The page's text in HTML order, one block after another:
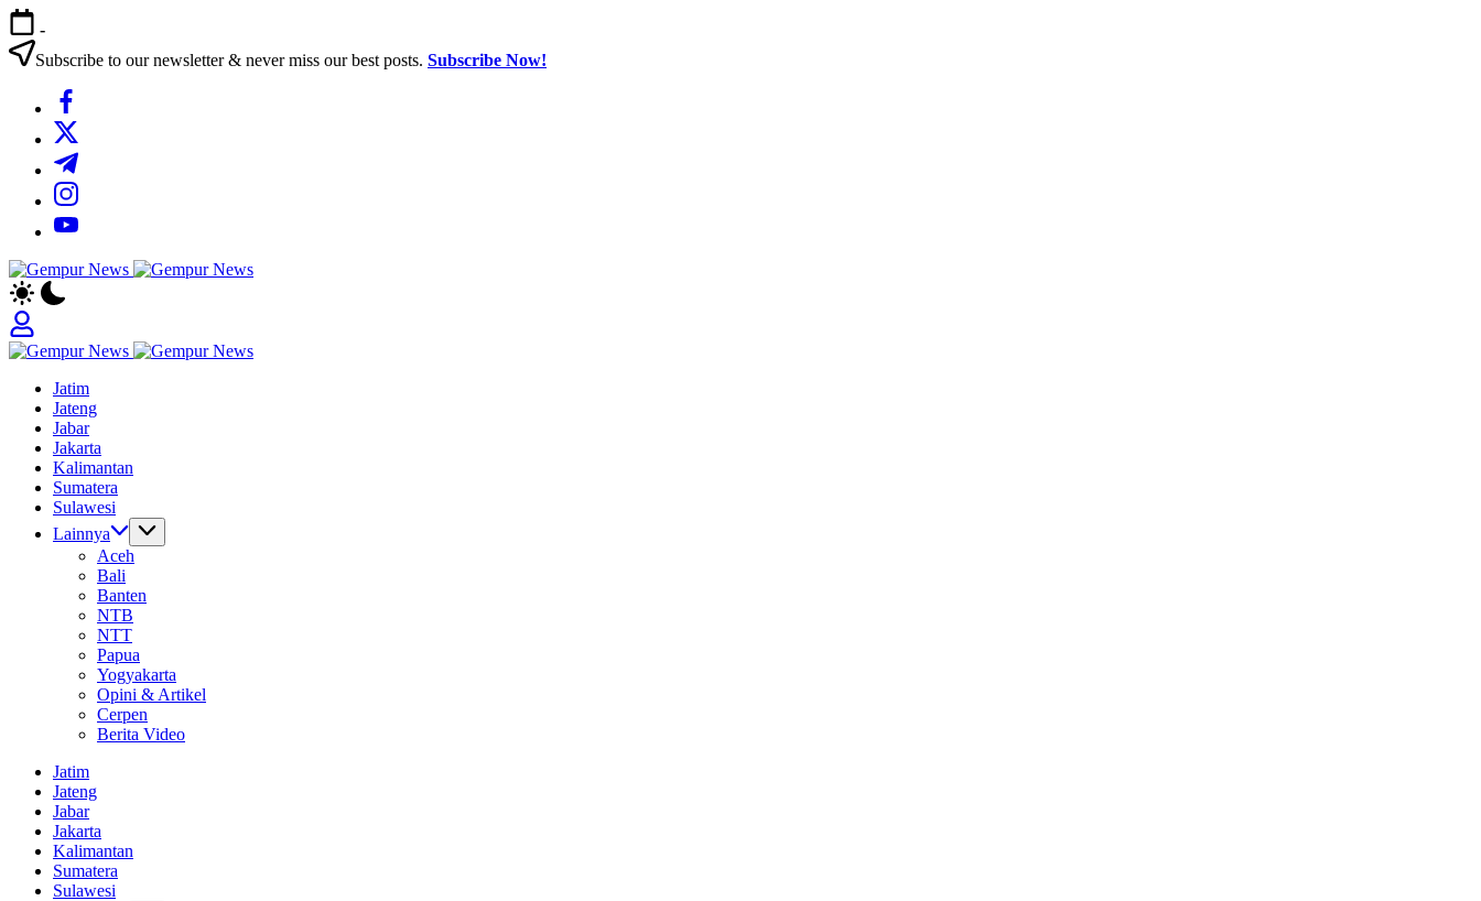
Skip
to
content
-
Subscribe to our newsletter & never miss our best posts. Subscribe Now!
https://www.facebook.com/
https://twitter.com/
https://t.me/
https://www.instagram.com/
https://youtube.com/
Gempur
Jelajah
Informasi
Dunia
Tanpa
Gempur
Informasi
Dunia
Tanpa
Batas
Jatim
Jateng
Jabar
Jakarta
Kalimantan
Sumatera
Sulawesi
Lainnya
Aceh
Bali
Banten
NTB
NTT
Papua
Yogyakarta
Opini & Artikel
Cerpen
Berita Video
Jatim
Jateng
Jabar
Jakarta
Kalimantan
Sumatera
Sulawesi